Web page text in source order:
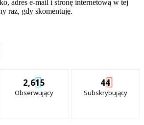
adres e-mail i stronę internetową w tej
raz, gdy skomentuję.
2,615
Obserwujący
44
Subskrybujący